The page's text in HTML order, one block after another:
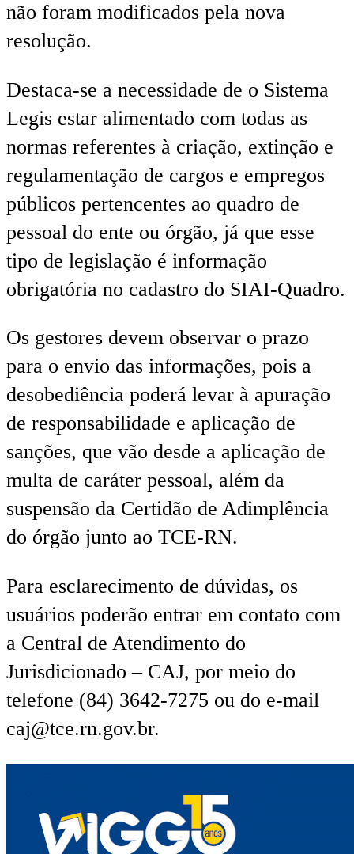
não foram modificados pela nova
resolução.
Destaca-se a necessidade de o Sistema
Legis estar alimentado com todas as
normas referentes à criação, extinção e
regulamentação de cargos e empregos
públicos pertencentes ao quadro de
pessoal do ente ou órgão, já que esse
tipo de legislação é informação
obrigatória no cadastro do SIAI-Quadro.
Os gestores devem observar o prazo
para o envio das informações, pois a
desobediência poderá levar à apuração
de responsabilidade e aplicação de
sanções, que vão desde a aplicação de
multa de caráter pessoal, além da
suspensão da Certidão de Adimplência
do órgão junto ao TCE-RN.
Para esclarecimento de dúvidas, os
usuários poderão entrar em contato com
a Central de Atendimento do
Jurisdicionado – CAJ, por meio do
telefone (84) 3642-7275 ou do e-mail
caj@tce.rn.gov.br.